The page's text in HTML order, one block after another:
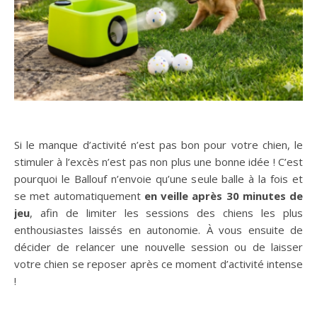
Si le manque d’activité n’est pas bon pour votre chien, le
stimuler à l’excès n’est pas non plus une bonne idée ! C’est
pourquoi le Ballouf n’envoie qu’une seule balle à la fois et
se met automatiquement en veille après 30 minutes de
jeu, afin de limiter les sessions des chiens les plus
enthousiastes laissés en autonomie. À vous ensuite de
décider de relancer une nouvelle session ou de laisser
votre chien se reposer après ce moment d’activité intense
!